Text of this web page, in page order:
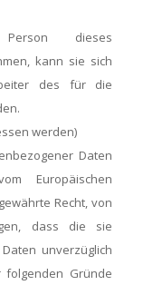
dieses
kann sie sich
des für die
werden)
Daten
Europäischen
Recht, von
dass die sie
unverzüglich
Gründe